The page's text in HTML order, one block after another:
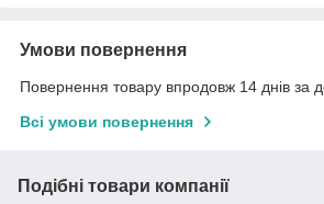
Умови повернення
Повернення товару впродовж 14 днів за
Всі умови повернення
Подібні товари компанії